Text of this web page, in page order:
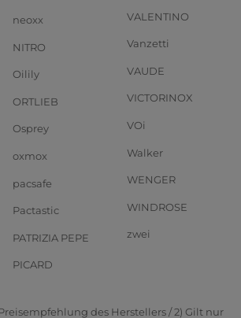
neoxx
NITRO
Oilily
ORTLIEB
Osprey
oxmox
pacsafe
Pactastic
PATRIZIA PEPE
PICARD
VALENTINO
Vanzetti
VAUDE
VICTORINOX
VOi
Walker
WENGER
WINDROSE
zwei
des Herstellers / 2) Gilt nur